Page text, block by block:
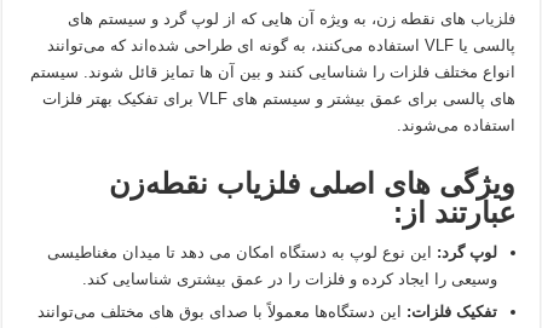
فلزیاب‌ های نقطه‌ زن، به‌ ویژه آن‌ هایی که از لوپ گرد و سیستم‌ های
پالسی یا VLF استفاده می‌کنند، به گونه‌ ای طراحی شده‌اند که می‌توانند
انواع مختلف فلزات را شناسایی کنند و بین آن‌ ها تمایز قائل شوند. سیستم‌
های پالسی برای عمق بیشتر و سیستم‌ های VLF برای تفکیک بهتر فلزات
استفاده می‌شوند.
ویژگی‌ های اصلی فلزیاب نقطه‌زن
عبارتند از:
لوپ گرد: این نوع لوپ به دستگاه امکان می‌ دهد تا میدان مغناطیسی
وسیعی را ایجاد کرده و فلزات را در عمق بیشتری شناسایی کند.
تفکیک فلزات: این دستگاه‌ها معمولاً با صدای بوق‌ های مختلف می‌توانند